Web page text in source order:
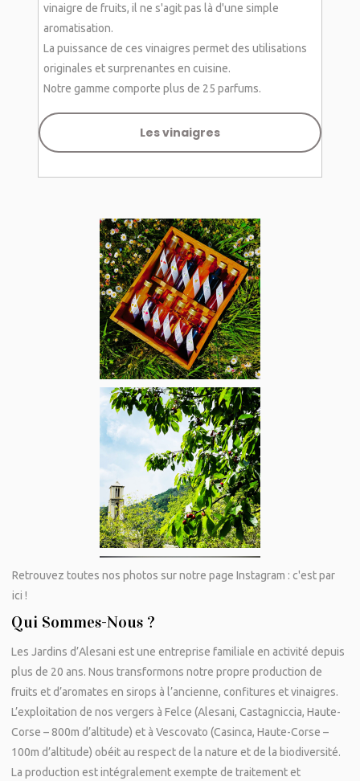
vinaigre de fruits, il ne s'agit pas là d'une simple
aromatisation.
La puissance de ces vinaigres permet des utilisations
originales et surprenantes en cuisine.
Notre gamme comporte plus de 25 parfums.
Les vinaigres
Retrouvez toutes nos photos sur notre page Instagram : c'est par
ici !
Qui Sommes-Nous ?
Les Jardins d’Alesani est une entreprise familiale en activité depuis
plus de 20 ans. Nous transformons notre propre production de
fruits et d’aromates en sirops à l’ancienne, confitures et vinaigres.
L’exploitation de nos vergers à Felce (Alesani, Castagniccia, Haute-
Corse – 800m d’altitude) et à Vescovato (Casinca, Haute-Corse –
100m d’altitude) obéit au respect de la nature et de la biodiversité.
La production est intégralement exempte de traitement et